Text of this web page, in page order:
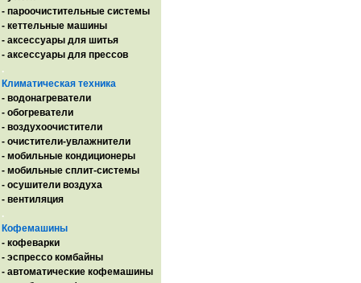
- пароочистительные системы
- кеттельные машины
- аксессуары для шитья
- аксессуары для прессов
.
Климатическая техника
- водонагреватели
- обогреватели
- воздухоочистители
- очистители-увлажнители
- мобильные кондиционеры
- мобильные сплит-системы
- осушители воздуха
- вентиляция
.
Кофемашины
- кофеварки
- эспрессо комбайны
- автоматические кофемашины